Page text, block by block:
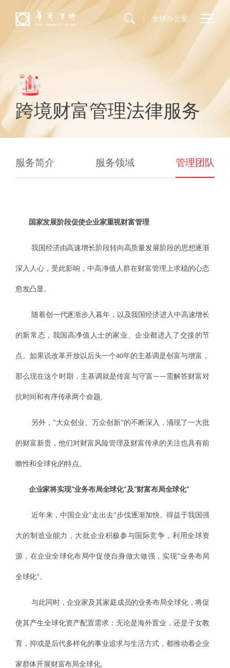
全球办公室
跨境财富管理法律服务
服务简介 服务领域 管理团队
国家发展阶段促使企业家重视财富管理
我国经济由高速增长阶段转向高质量发展阶段的思想逐渐
深入人心，受此影响，中高净值人群在财富管理上求稳的心态
愈发凸显。
随着创一代逐渐步入暮年，以及我国经济进入中高速增长
的新常态，我国高净值人士的家业、企业都进入了交接的节
点。如果说改革开放以后头一个40年的主基调是创富与增富，
那么现在这个时期，主基调就是传富与守富——需解答财富对
抗时间和有序传承两个命题。
另外，“大众创业、万众创新”的不断深入，涌现了一大批
的财富新贵，他们对财富风险管理及财富传承的关注也具有前
瞻性和全球化的特点。
企业家将实现“业务布局全球化”及“财富布局全球化”
近年来，中国企业“走出去”步伐逐渐加快。得益于我国强
大的制造业能力，大批企业积极参与国际竞争，利用全球资
源，在企业全球化布局中促使自身做大做强，实现“业务布局
全球化”。
与此同时，企业家及其家庭成员的业务布局全球化，将促
使其产生全球化资产配置需求：无论是海外置业，还是子女教
育，抑或是后代多样化的事业追求与生活方式，都推动着企业
家群体开展财富布局全球化。